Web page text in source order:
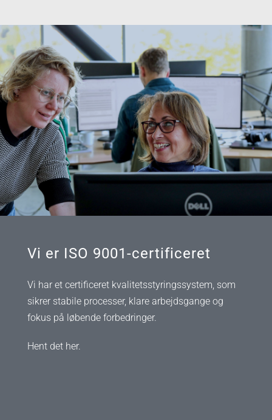
Vi er ISO 9001-certificeret
Vi har et certificeret kvalitetsstyringssystem, som
sikrer stabile processer, klare arbejdsgange og
fokus på løbende forbedringer.
Hent det her.